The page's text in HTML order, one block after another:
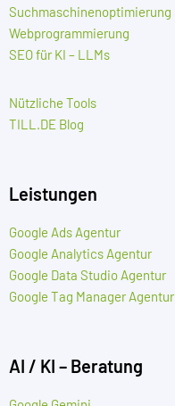
Suchmaschinenoptimierung
Webprogrammierung
SEO für KI – LLMs
Nützliche Tools
TILL.DE Blog
Leistungen
Google Ads Agentur
Google Analytics Agentur
Google Data Studio Agentur
Google Tag Manager Agentur
AI / KI – Beratung